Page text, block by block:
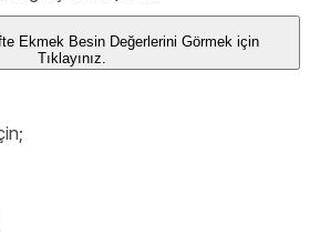
Ekmek
Besin Değerlerini Görmek için
Tıklayınız.